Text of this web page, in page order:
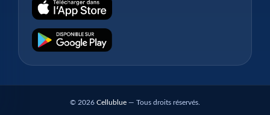
© 2026 Cellublue — Tous droits réservés.